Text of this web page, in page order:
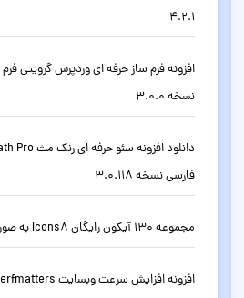
4.2.1
نسخه 3.0.0
فارسی نسخه 3.0.118
مجموعه 130 آیکون رایگان Icons8 به صورت SVG